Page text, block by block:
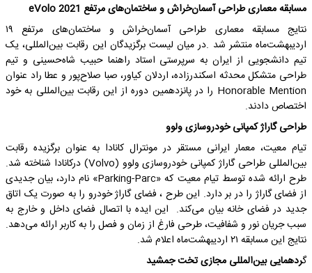
مسابقه معماری طراحی آسمان‌خراش و ساختمان‌های مرتفع eVolo 2021
نتایج مسابقه معماری طراحی آسمان‌خراش و ساختمان‌های مرتفع ۱۹
اردیبهشت‌ماه منتشر شد .در میان لیست برگزیدگان این رقابت بین‌المللی، یک
تیم دانشجویی از ایران به سرپرستی استاد راهنما حبیب شاه‌حسینی و تیم
طراحی متشکل محدثه اسکندرزاده، اردلان کیاور، صبا صلاح‌پور و عطا راد عنوان
Honorable Mention را در پانزدهمین دوره از این رقابت بین‌المللی به خود
اختصاص دادند.
طراحی گاراژ کمپانی خودروسازی ولوو
تیام معیت، معمار ایرانی مستقر در مونترال کانادا به عنوان برگزیده رقابت
بین‌المللی طراحی گاراژ کمپانی خودروسازی ولوو (Volvo) درکانادا شناخته شد.
طرح ارائه شده توسط تیام معیت که «Parking-Parc» نام دارد، بیان جدیدی
از فضای گاراژ را در بر دارد. این طرح ، فضای گاراژ خودرو را به صورت یک اتاق
جدید در فضای خانه بیان می‌کند. این ایده با اتصال فضای داخل و خارج به
سبب جریان نور و شفافیت، طرحی فارغ از زمان و فصل را به کاربر ارائه می‌دهد.
نتایج این مسابقه ۲۱ اردیبهشت‌ماه اعلام شد.
گردهمایی بین‌المللی مجازی تخت جمشید